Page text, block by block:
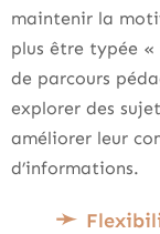
maintenir la
plus être typée
de parcours
explorer des
améliorer leur
d’informations.